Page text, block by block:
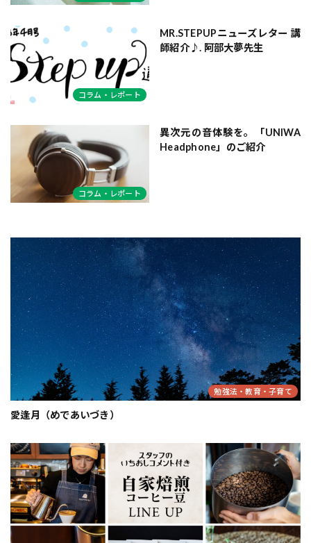
コラム・レポート
MR.STEPUPニューズレター 講
師紹介♪. 阿部大夢先生
コラム・レポート
異次元の音体験を。「UNIWA
Headphone」のご紹介
勉強法・教育・子育て
愛逢月（めであいづき）